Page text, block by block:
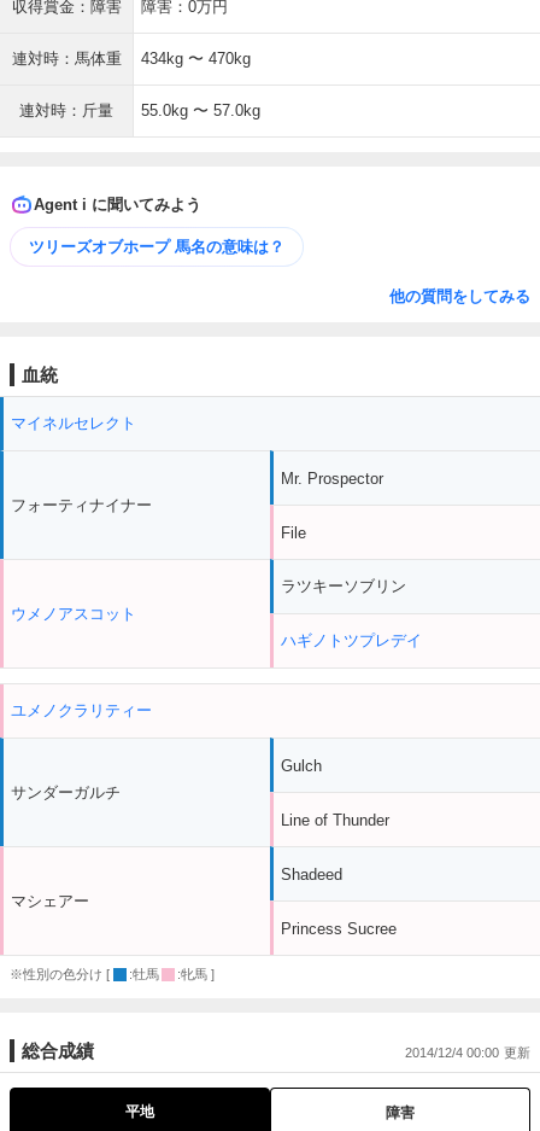
収得賞金：障害 障害：0万円
連対時：馬体重 434kg 〜 470kg
連対時：斤量 55.0kg 〜 57.0kg
Agent i に聞いてみよう
ツリーズオブホープ 馬名の意味は？
他の質問をしてみる
血統
マイネルセレクト
フォーティナイナー
ウメノアスコット
Mr. Prospector
File
ラツキーソブリン
ハギノトツプレデイ
ユメノクラリティー
サンダーガルチ
マシェアー
Gulch
Line of Thunder
Shadeed
Princess Sucree
※性別の色分け [ :牡馬 :牝馬 ]
総合成績 2014/12/4 00:00
平地 障害